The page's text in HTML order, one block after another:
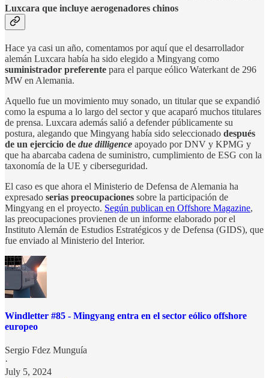
Luxcara que incluye aerogenadores chinos
Hace ya casi un año, comentamos por aquí que el desarrollador
alemán Luxcara había ha sido elegido a Mingyang como
suministrador preferente para el parque eólico Waterkant de 296
MW en Alemania.
Aquello fue un movimiento muy sonado, un titular que se expandió
como la espuma a lo largo del sector y que acaparó muchos titulares
de prensa. Luxcara además salió a defender públicamente su
postura, alegando que Mingyang había sido seleccionado después
de un ejercicio de due dilligence apoyado por DNV y KPMG y
que ha abarcaba cadena de suministro, cumplimiento de ESG con la
taxonomía de la UE y ciberseguridad.
El caso es que ahora el Ministerio de Defensa de Alemania ha
expresado serias preocupaciones sobre la participación de
Mingyang en el proyecto. Según publican en Offshore Magazine,
las preocupaciones provienen de un informe elaborado por el
Instituto Alemán de Estudios Estratégicos y de Defensa (GIDS), que
fue enviado al Ministerio del Interior.
Windletter #85 - Mingyang entra en el sector eólico offshore
europeo
Sergio Fdez Munguía
·
July 5, 2024